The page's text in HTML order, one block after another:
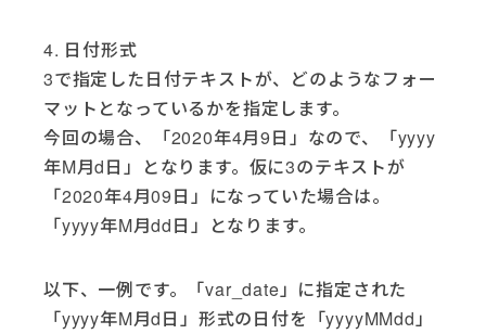
4. 日付形式
3で指定した日付テキストが、どのようなフォー
マットとなっているかを指定します。
今回の場合、「2020年4月9日」なので、「yyyy
年M月d日」となります。仮に3のテキストが
「2020年4月09日」になっていた場合は。
「yyyy年M月dd日」となります。
以下、一例です。「var_date」に指定された
「yyyy年M月d日」形式の日付を「yyyyMMdd」